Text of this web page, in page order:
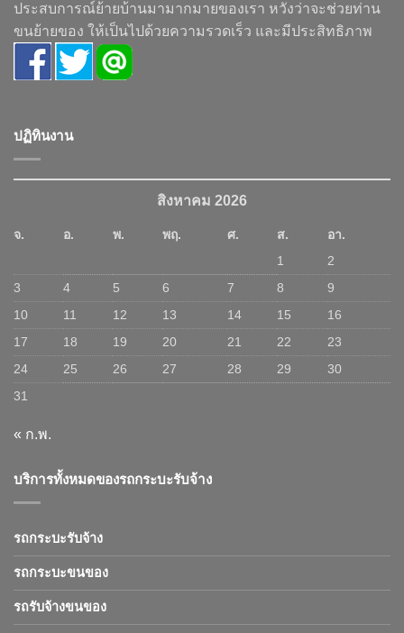
ประสบการณ์ย้ายบ้านมามากมายของเรา หวังว่าจะช่วยท่าน
ขนย้ายของ ให้เป็นไปด้วยความรวดเร็ว และมีประสิทธิภาพ
ปฏิทินงาน
สิงหาคม 2026
จ. อ. พ. พฤ. ศ. ส.
อา.
1
2
3
4 5 6 7 8
9
10
11 12 13 14 15
16
17
18 19 20 21 22
23
24
25 26 27 28 29
30
31
« ก.พ.
บริการทั้งหมดของรถกระบะรับจ้าง
รถกระบะรับจ้าง
รถกระบะขนของ
รถรับจ้างขนของ